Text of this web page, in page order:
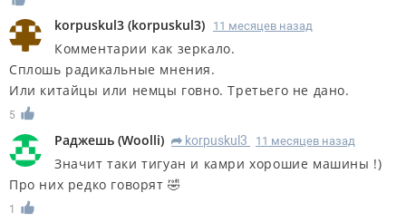
korpuskul3 (korpuskul3) 11 месяцев назад
Комментарии как зеркало.
Сплошь радикальные мнения.
Или китайцы или немцы говно. Третьего не дано.
5
Раджешь (Woolli) R korpuskul3 11 месяцев назад
Значит таки тигуан и камри хорошие машины !)
Про них редко говорят 🤣
1